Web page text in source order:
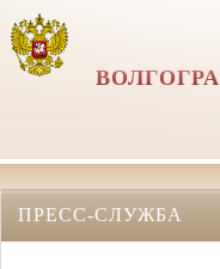
ПРЕСС-СЛУЖБА